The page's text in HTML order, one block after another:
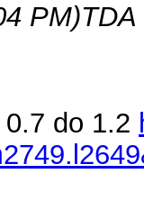
PM)
do 1.2